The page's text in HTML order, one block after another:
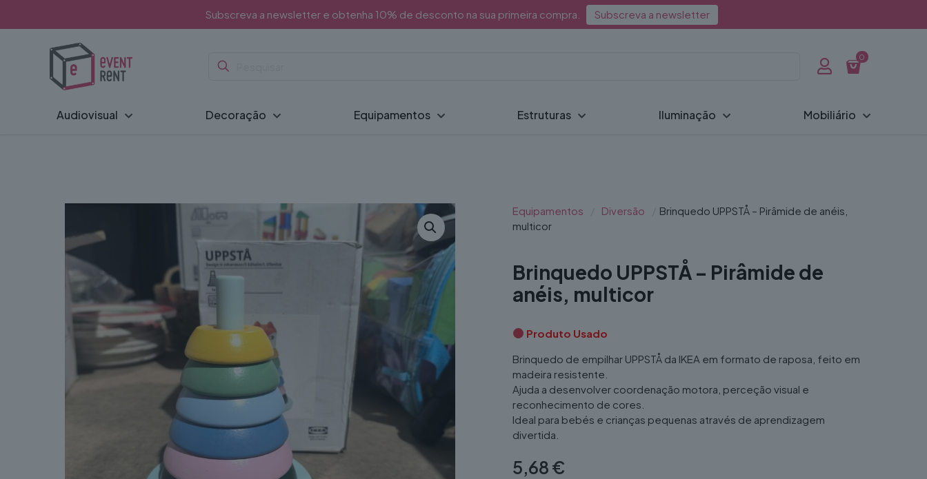
Subscreva a newsletter e obtenha 10% de desconto na sua primeira compra. Subscreva a newsletter
0
Audiovisual Decoração Equipamentos Estruturas Iluminação Mobiliário
Equipamentos Diversão
Brinquedo UPPSTÅ – Pirâmide de anéis,
multicor
Brinquedo UPPSTÅ – Pirâmide de
anéis, multicor
Produto Usado
Brinquedo de empilhar UPPSTÅ da IKEA em formato de raposa, feito em
madeira resistente.
Ajuda a desenvolver coordenação motora, perceção visual e
reconhecimento de cores.
Ideal para bebés e crianças pequenas através de aprendizagem
divertida.
5,68€